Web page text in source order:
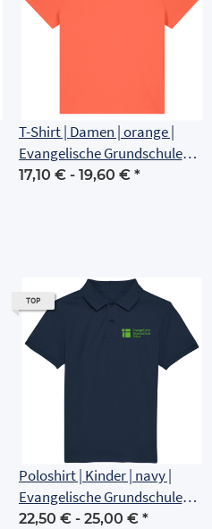
T-Shirt | Damen | orange |
Evangelische Grundschule
Erfurt
17,10 € - 19,60 € *
TOP
Poloshirt | Kinder | navy |
Evangelische Grundschule
Erfurt
22,50 € - 25,00 € *